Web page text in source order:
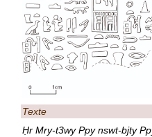
Texte
Ḥr Mry-t3wy Ppy nswt-bjty